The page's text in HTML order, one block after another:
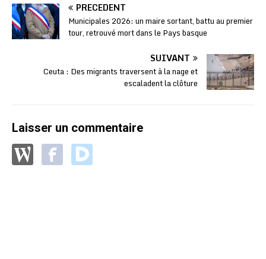
PRÉCÉDENT
Municipales 2026: un maire sortant, battu au premier
tour, retrouvé mort dans le Pays basque
SUIVANT
Ceuta : Des migrants traversent à la nage et
escaladent la clôture
Laisser un commentaire